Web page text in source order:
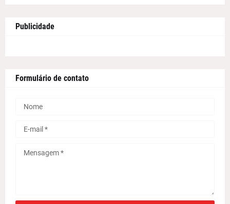
Publicidade
Formulário de contato